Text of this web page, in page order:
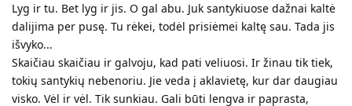
Lyg ir tu. Bet lyg ir jis. O gal abu. Juk santykiuose dažnai kaltė
dalijima per pusę. Tu rėkei, todėl prisiėmei kaltę sau. Tada jis
išvyko...
Skaičiau skaičiau ir galvoju, kad pati veliuosi. Ir žinau tik tiek,
tokių santykių nebenoriu. Jie veda į aklavietę, kur dar daugiau
visko. Vėl ir vėl. Tik sunkiau. Gali būti lengva ir paprasta,